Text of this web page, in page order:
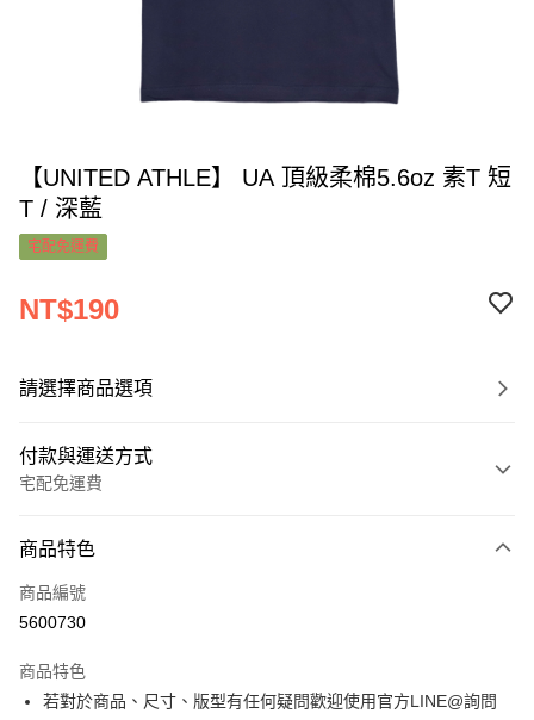
【UNITED ATHLE】 UA 頂級柔棉5.6oz 素T 短
T / 深藍
宅配免運費
NT$190
請選擇商品選項
付款與運送方式
宅配免運費
信用卡一次付款
超商取貨付款
街口支付
商品特色
商品編號
5600730
商品特色
若對於商品、尺寸、版型有任何疑問歡迎使用官方LINE@詢問